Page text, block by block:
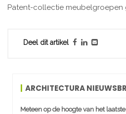
Patent-collectie meubelgroepen
Deel dit artikel
ARCHITECTURA
Meteen op de hoogte van het